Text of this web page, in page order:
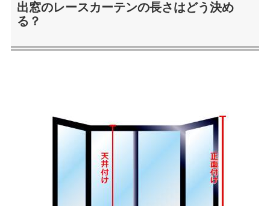
出窓のレースカーテンの長さはどう決め
る？